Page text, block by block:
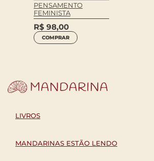
PENSAMENTO
FEMINISTA
R$ 98,00
COMPRAR
LIVROS
MANDARINAS ESTÃO LENDO